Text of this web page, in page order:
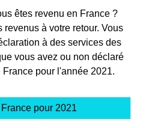
êtes revenu en France ?
à votre retour. Vous
à des services des
vous avez ou non déclaré
pour l'année 2021.
pour 2021